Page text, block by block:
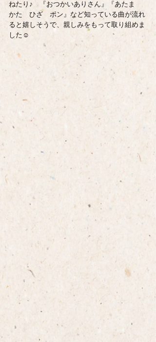
ねたり♪　『おつかいありさん』『あたま
かた　ひざ　ポン』など知っている曲が流れ
ると嬉しそうで、親しみをもって取り組めま
した☺